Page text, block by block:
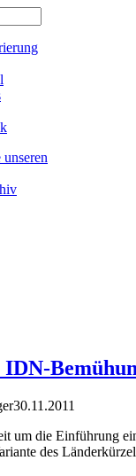
30.11.2011
um die Einführung
des